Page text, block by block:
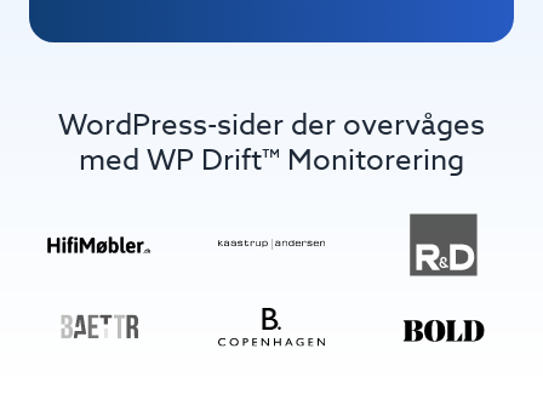
WordPress-sider der overvåges
med WP Drift™ Monitorering